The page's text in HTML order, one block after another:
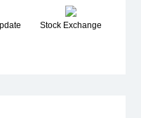
Stock Exchange